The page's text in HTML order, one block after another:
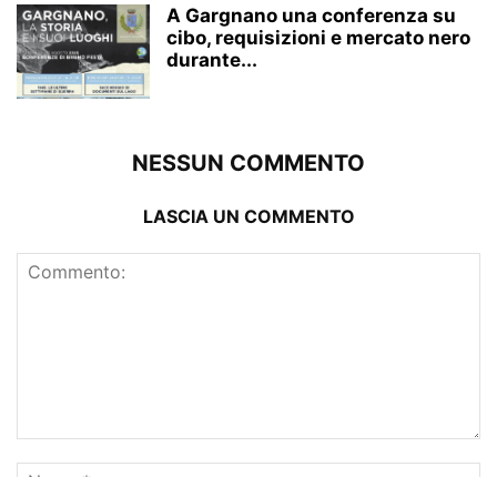
A Gargnano una conferenza su
cibo, requisizioni e mercato nero
durante...
NESSUN COMMENTO
LASCIA UN COMMENTO